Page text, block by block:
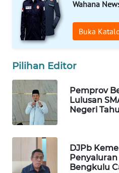
Wahana
Buka
Pilihan Editor
Pemprov
Lulusan
Negeri
DJPb
Bengkulu
MAWAKA
ID
MARTABAT
PLN
WATCH
MKLI
LPKKI